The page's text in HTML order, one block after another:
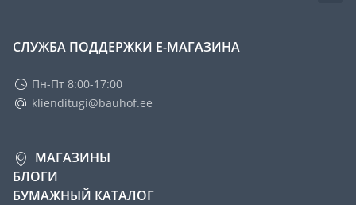
СЛУЖБА ПОДДЕРЖКИ Е-МАГАЗИНА
Пн-Пт 8:00-17:00
klienditugi@bauhof.ee
МАГАЗИНЫ
БЛОГИ
БУМАЖНЫЙ КАТАЛОГ